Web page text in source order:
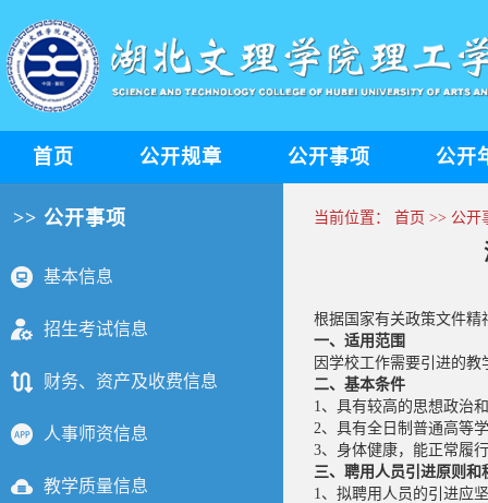
首页 公开规章 公开事项 公开
>> 公开事项
基本信息
招生考试信息
财务、资产及收费信息
人事师资信息
教学质量信息
当前位置： 首页 >> 公开
根据国家有关政策文件精
一、适用范围
因学校工作需要引进的教
二、基本条件
1、具有较高的思想政治
2、具有全日制普通高等
3、身体健康，能正常履
三、聘用人员引进原则和
1、拟聘用人员的引进应